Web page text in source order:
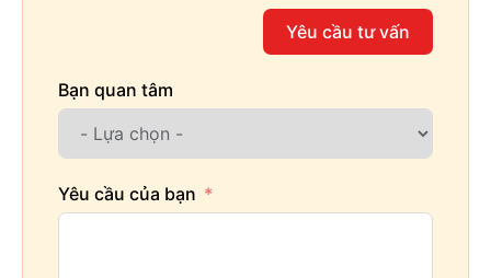
Yêu cầu tư vấn
Bạn quan tâm
Yêu cầu của bạn